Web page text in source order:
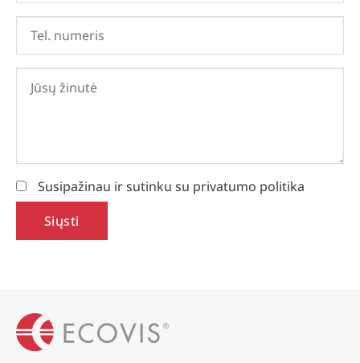
Susipažinau ir sutinku su privatumo politika